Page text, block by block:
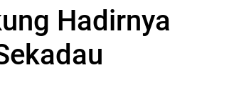
Hadirnya